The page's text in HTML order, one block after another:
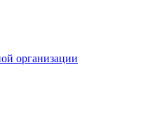
организации